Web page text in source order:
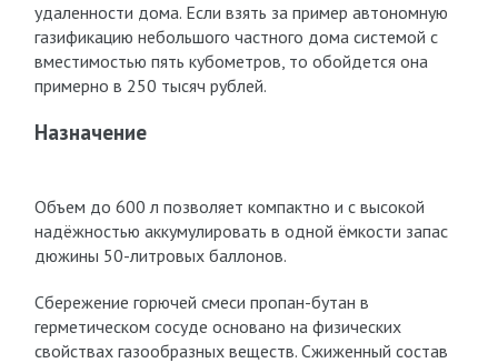
удаленности дома. Если взять за пример автономную
газификацию небольшого частного дома системой с
вместимостью пять кубометров, то обойдется она
примерно в 250 тысяч рублей.
Назначение
Объем до 600 л позволяет компактно и с высокой
надёжностью аккумулировать в одной ёмкости запас
дюжины 50-литровых баллонов.
Сбережение горючей смеси пропан-бутан в
герметическом сосуде основано на физических
свойствах газообразных веществ. Сжиженный состав